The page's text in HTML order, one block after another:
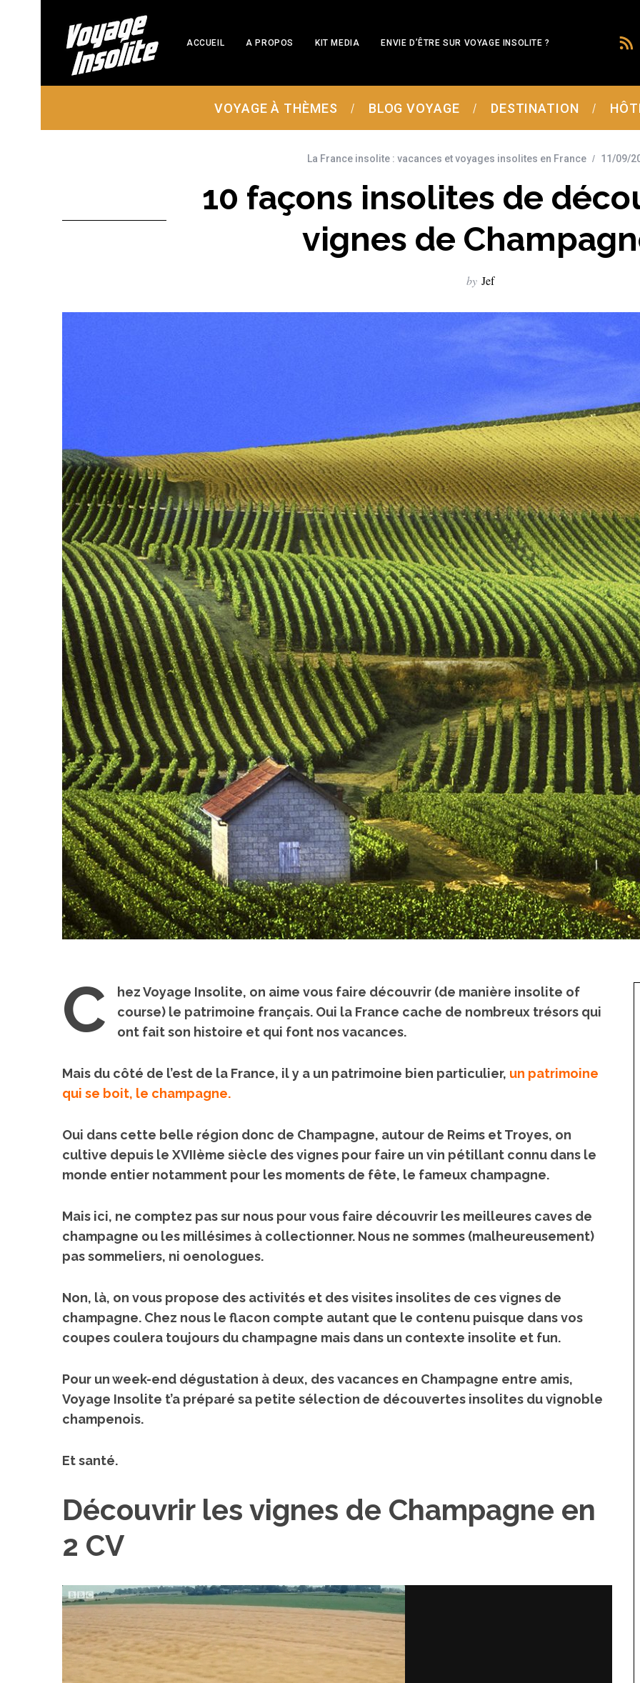
ACCUEIL A PROPOS KIT MEDIA ENVIE D’ÊTRE SUR VOYAGE INSOLITE ?
VOYAGE À THÈMES BLOG VOYAGE DESTINATION
La France insolite : vacances et voyages insolites en France 11/09/
10 façons insolites de
vignes de
by Jef
C
hez Voyage Insolite, on aime vous faire découvrir (de manière insolite of
course) le patrimoine français. Oui la France cache de nombreux trésors qui
ont fait son histoire et qui font nos vacances.
Mais du côté de l’est de la France, il y a un patrimoine bien particulier, un patrimoine
qui se boit, le champagne.
Oui dans cette belle région donc de Champagne, autour de Reims et Troyes, on
cultive depuis le XVIIème siècle des vignes pour faire un vin pétillant connu dans le
monde entier notamment pour les moments de fête, le fameux champagne.
Mais ici, ne comptez pas sur nous pour vous faire découvrir les meilleures caves de
champagne ou les millésimes à collectionner. Nous ne sommes (malheureusement)
pas sommeliers, ni oenologues.
Non, là, on vous propose des activités et des visites insolites de ces vignes de
champagne. Chez nous le flacon compte autant que le contenu puisque dans vos
coupes coulera toujours du champagne mais dans un contexte insolite et fun.
Pour un week-end dégustation à deux, des vacances en Champagne entre amis,
Voyage Insolite t’a préparé sa petite sélection de découvertes insolites du vignoble
champenois.
Et santé.
Découvrir les vignes de Champagne en
2 CV
Voyage au Japon
On a testé à un café à
La France insolite : vacances et
voyages insolites en France
hébergements insolites sur
l’île d’Oléron
36 15 Voyage Insolite
Transporter ses vélos en
a
r